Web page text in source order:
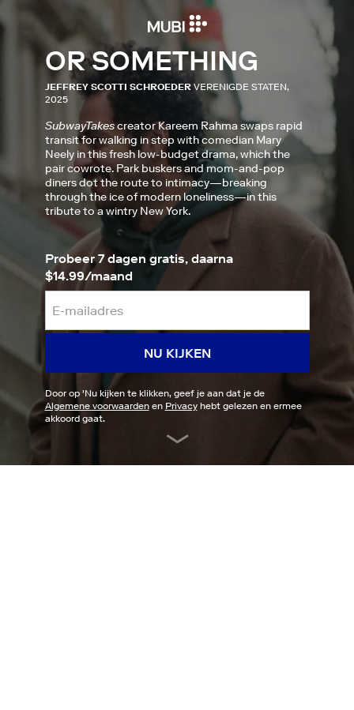
OR SOMETHING
JEFFREY SCOTTI SCHROEDER VERENIGDE STATEN,
2025
SubwayTakescreator Kareem Rahma swaps rapid
transit for walking in step with comedian Mary
Neely in this fresh low-budget drama, which the
pair cowrote. Park buskers and mom-and-pop
diners dot the route to intimacy—breaking
through the ice of modern loneliness—in this
tribute to a wintry New York.
Probeer 7 dagen gratis, daarna
$14.99/maand
NU KIJKEN
Door op 'Nu kijkente klikken, geef je aan dat je de
Algemene voorwaardenen Privacyhebt gelezen en ermee
akkoord gaat.